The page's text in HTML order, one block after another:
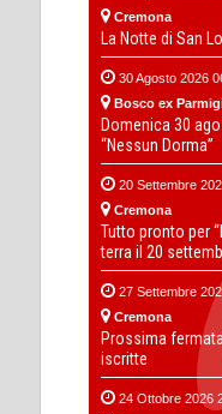
Cremona
La Notte di San
30 Agosto 2026
Bosco ex
Domenica 30
“Nessun Dorma”
20 Settembre
Cremona
Tutto pronto per
terra il 20
27 Settembre
Cremona
Prossima
iscritte
24 Ottobre 2026